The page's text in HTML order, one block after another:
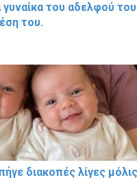
γυναίκα του αδελφού
του.
διακοπές λίγες